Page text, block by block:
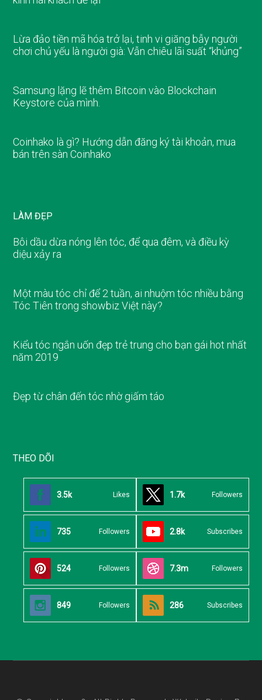
Lừa đảo tiền mã hóa trở lại, tinh vi giăng bẫy người
chơi chủ yếu là người già: Vẫn chiêu lãi suất “khủng”
Samsung lặng lẽ thêm Bitcoin vào Blockchain
Keystore của mình.
Coinhako là gì? Hướng dẫn đăng ký tài khoản, mua
bán trên sàn Coinhako
LÀM ĐẸP
Bôi dầu dừa nóng lên tóc, để qua đêm, và điều kỳ
diệu xảy ra
Một màu tóc chỉ để 2 tuần, ai nhuộm tóc nhiều bằng
Tóc Tiên trong showbiz Việt này?
Kiểu tóc ngắn uốn đẹp trẻ trung cho bạn gái hot nhất
năm 2019
Đẹp từ chân đến tóc nhờ giấm táo
THEO DÕI
3.5k Likes 1.7k Followers
735 Followers 2.8k Subscribes
524 Followers 7.3m Followers
849 Followers 286 Subscribes